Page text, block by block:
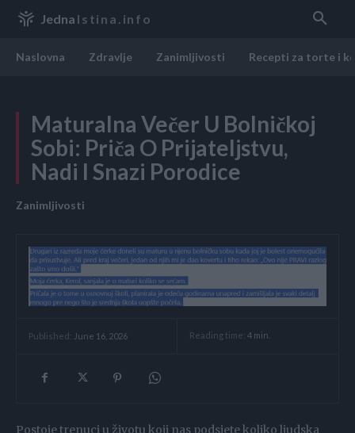
Jedna Istina.info
Naslovna Zdravlje Zanimljivosti Recepti za torte i
Maturalna Večer U Bolničkoj
Sobi: Priča O Prijateljstvu,
Nadi I Snazi Porodice
Zanimljivosti
Published: June 16, 2026 Reading time: 4 min.
Postoje trenuci u životu koji nas podsjete koliko ljudska